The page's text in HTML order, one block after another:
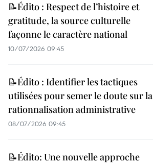
📝Édito : Respect de l’histoire et
gratitude, la source culturelle
façonne le caractère national
10/07/2026 09:45
📝Édito : Identifier les tactiques
utilisées pour semer le doute sur la
rationnalisation administrative
08/07/2026 09:45
📝Édito: Une nouvelle approche